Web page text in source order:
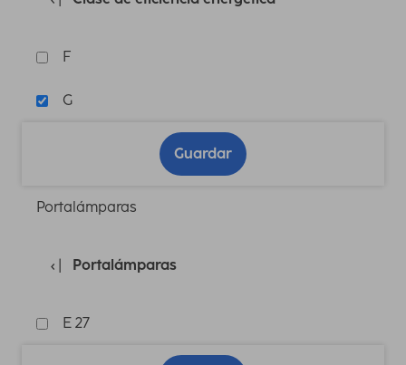
F
G
Guardar
Portalámparas
Portalámparas
E 27